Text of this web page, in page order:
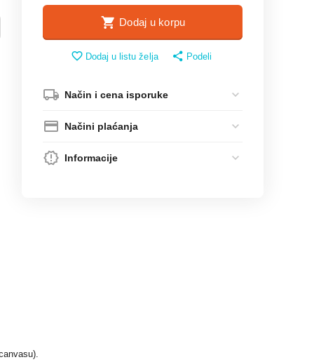
Dodaj u korpu
Dodaj u listu želja Podeli
Način i cena isporuke
Načini plaćanja
Informacije